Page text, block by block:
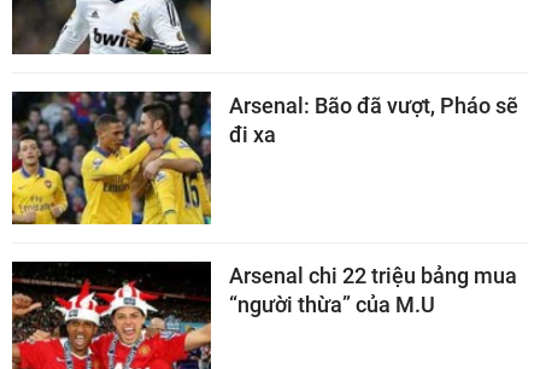
Arsenal: Bão đã vượt, Pháo sẽ
đi xa
Arsenal chi 22 triệu bảng mua
“người thừa” của M.U